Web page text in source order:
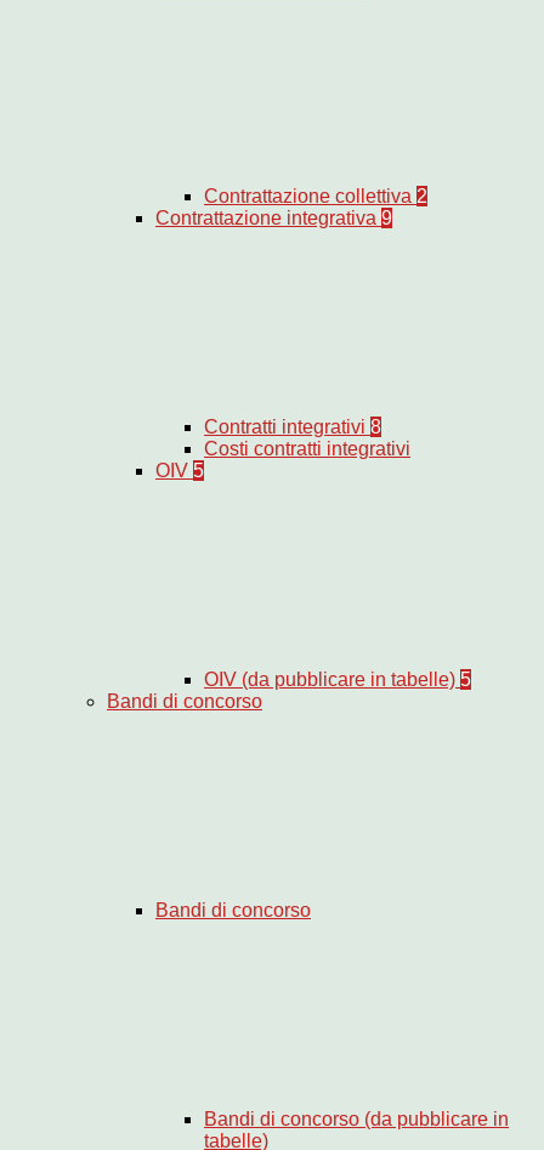
Contrattazione collettiva 2
Contrattazione integrativa 9
Contratti integrativi 8
Costi contratti integrativi
OIV 5
OIV (da pubblicare in tabelle) 5
Bandi di concorso
Bandi di concorso
Bandi di concorso (da pubblicare in
tabelle)